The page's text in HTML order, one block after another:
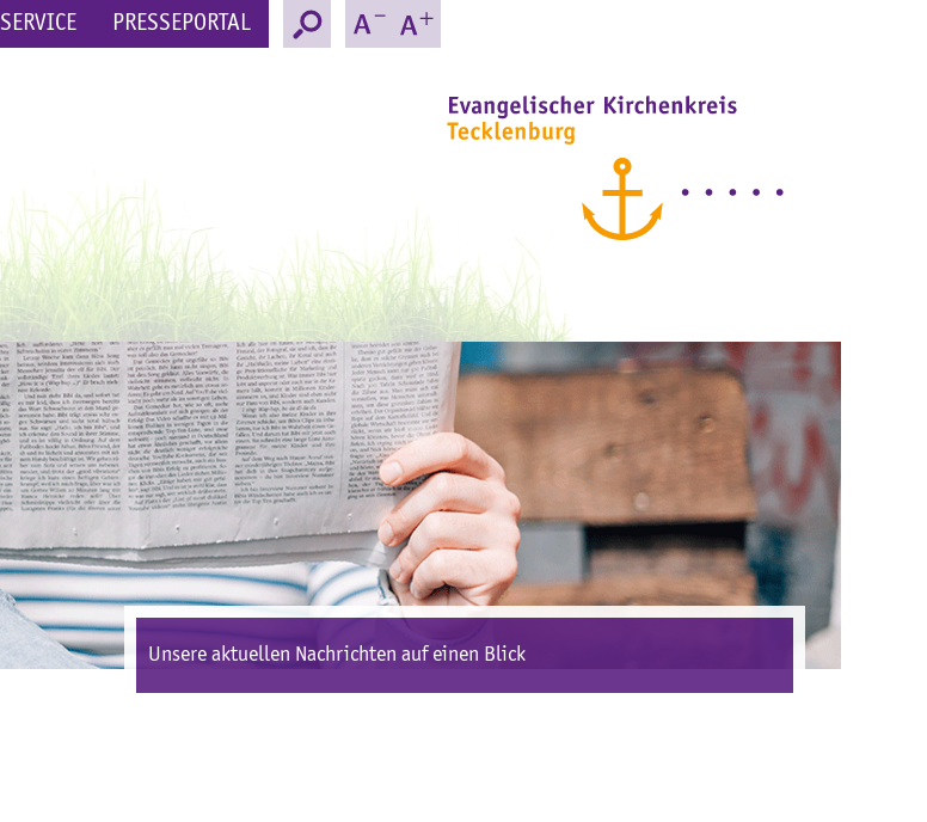
SERVICE PRESSEPORTAL
Unsere aktuellen Nachrichten auf einen Blick